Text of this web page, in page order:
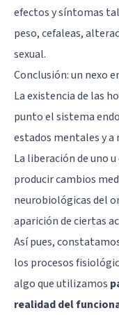
efectos y síntomas
peso, cefaleas,
sexual.
Conclusión: un nexo
La existencia de las
punto el sistema
estados mentales y
La liberación de uno
producir cambios
neurobiológicas del
aparición de ciertas
Así pues,
los procesos
algo que utilizamos
realidad del